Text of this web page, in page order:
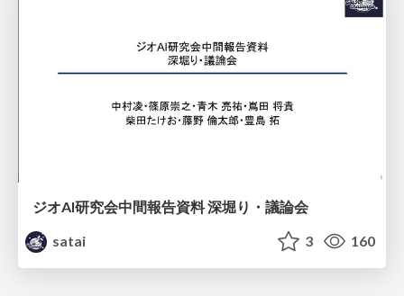
ジオAI研究会中間報告資料 深堀り・議論会
satai
3 160